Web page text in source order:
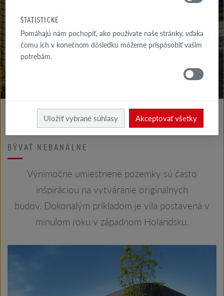
GALÉRIA
STRECHA
VILA NA BREHU
BÝVAŤ NEBANÁLNE
Výnimočne umiestnené pozemky sú často
inšpiráciou na vytváranie originálnych
budov. Dokonalým príkladom je vila postavená v
minulom roku v západnom Holandsku.
ŠTATISTICKÉ
Pomáhajú nám pochopiť, ako používate naše stránky, vďaka
čomu ich v konečnom dôsledku môžeme prispôsobiť vašim
potrebám.
Uložiť vybrané súhlasy Akceptovať všetky